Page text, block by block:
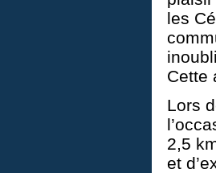
les
Cette
Lors
2,5
et